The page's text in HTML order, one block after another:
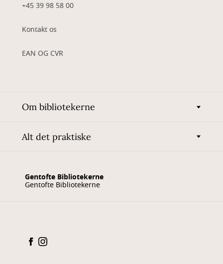
+45 39 98 58 00
Kontakt os
EAN OG CVR
Om bibliotekerne
Alt det praktiske
Gentofte Bibliotekerne
Gentofte Bibliotekerne